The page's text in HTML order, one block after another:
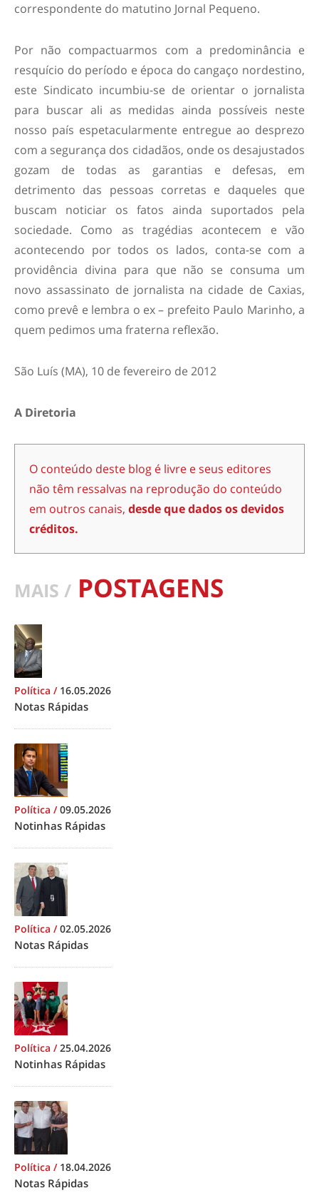
correspondente do matutino Jornal Pequeno.
Por não compactuarmos com a predominância e
resquício do período e época do cangaço nordestino,
este Sindicato incumbiu-se de orientar o jornalista
para buscar ali as medidas ainda possíveis neste
nosso país espetacularmente entregue ao desprezo
com a segurança dos cidadãos, onde os desajustados
gozam de todas as garantias e defesas, em
detrimento das pessoas corretas e daqueles que
buscam noticiar os fatos ainda suportados pela
sociedade. Como as tragédias acontecem e vão
acontecendo por todos os lados, conta-se com a
providência divina para que não se consuma um
novo assassinato de jornalista na cidade de Caxias,
como prevê e lembra o ex – prefeito Paulo Marinho, a
quem pedimos uma fraterna reflexão.
São Luís (MA), 10 de fevereiro de 2012
A Diretoria
O conteúdo deste blog é livre e seus editores
não têm ressalvas na reprodução do conteúdo
em outros canais, desde que dados os devidos
créditos.
MAIS / POSTAGENS
Política / 16.05.2026
Notas Rápidas
Política /09.05.2026
Notinhas Rápidas
Política /02.05.2026
Notas Rápidas
Política /25.04.2026
Notinhas Rápidas
Política / 18.04.2026
Notas Rápidas